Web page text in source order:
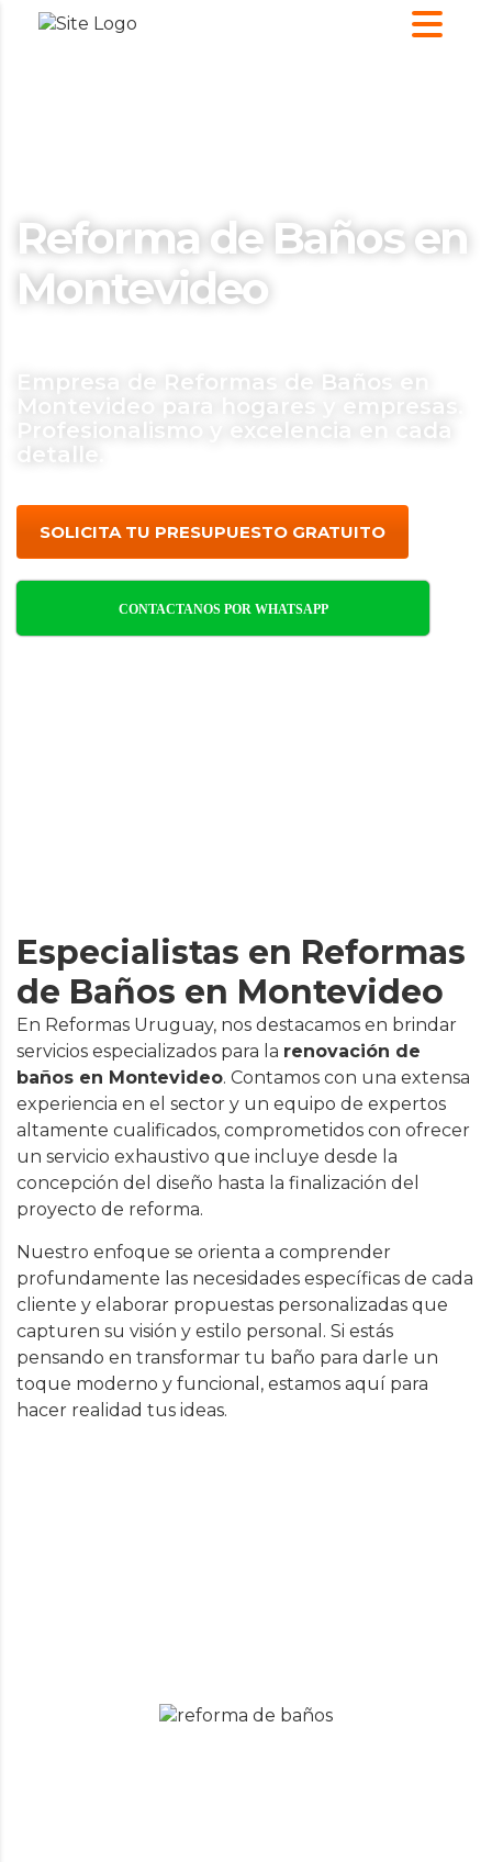
Reforma de Baños en
Montevideo
Empresa de Reformas de Baños en
Montevideo para hogares y empresas.
Profesionalismo y excelencia en cada
detalle.
SOLICITA TU PRESUPUESTO GRATUITO
CONTACTANOS POR WHATSAPP
Especialistas en Reformas
de Baños en Montevideo
En Reformas Uruguay, nos destacamos en brindar
servicios especializados para la renovación de
baños en Montevideo. Contamos con una extensa
experiencia en el sector y un equipo de expertos
altamente cualificados, comprometidos con ofrecer
un servicio exhaustivo que incluye desde la
concepción del diseño hasta la finalización del
proyecto de reforma.
Nuestro enfoque se orienta a comprender
profundamente las necesidades específicas de cada
cliente y elaborar propuestas personalizadas que
capturen su visión y estilo personal. Si estás
pensando en transformar tu baño para darle un
toque moderno y funcional, estamos aquí para
hacer realidad tus ideas.